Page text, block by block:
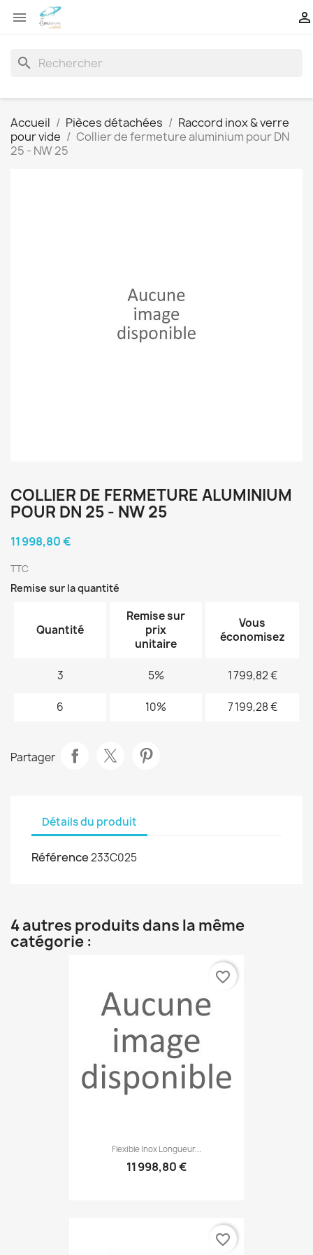
 
search
Accueil Pièces détachées
Raccord inox & verre
pour vide
Collier de fermeture aluminium pour DN
25 - NW 25
COLLIER DE FERMETURE ALUMINIUM
POUR DN 25 - NW 25
11 998,80 €
TTC
Remise sur la quantité
Quantité
Remise sur
prix
unitaire
Vous
économisez
3 5% 1 799,82 €
6 10% 7 199,28 €
Partager
Détails du produit
Référence233C025
4 autres produits dans la même
catégorie :
Flexible Inox Longueur...
11 998,80 €
favorite_border
favorite_border